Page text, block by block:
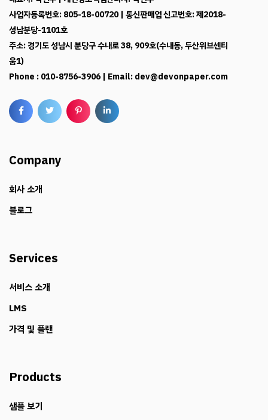
사업자등록번호: 805-18-00720 | 통신판매업 신고번호: 제2018-
성남분당-1101호
주소: 경기도 성남시 분당구 수내로 38, 909호(수내동, 두산위브센티
움1)
Phone : 010-8756-3906 | Email: dev@devonpaper.com
Company
회사 소개
블로그
Services
서비스 소개
LMS
가격 및 플랜
Products
샘플 보기